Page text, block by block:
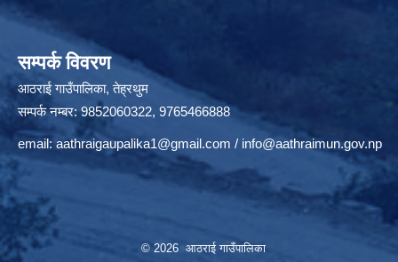
सम्पर्क विवरण
आठराई गाउँपालिका, तेह्रथुम
सम्पर्क नम्बर: 9852060322, 9765466888
email: aathraigaupalika1@gmail.com / info@aathraimun.gov.np
© 2026 आठराई गाउँपालिका